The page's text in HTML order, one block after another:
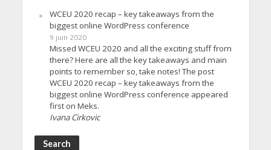
WCEU 2020 recap – key takeaways from the
biggest online WordPress conference
9 juin 2020
Missed WCEU 2020 and all the exciting stuff from
there? Here are all the key takeaways and main
points to remember so, take notes! The post
WCEU 2020 recap – key takeaways from the
biggest online WordPress conference appeared
first on Meks.
Ivana Cirkovic
Search